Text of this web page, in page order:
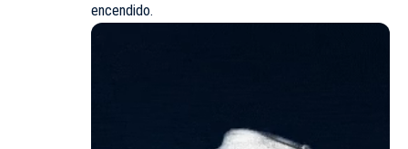
encendido.